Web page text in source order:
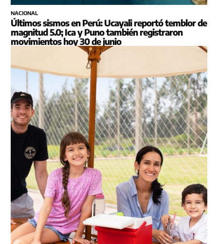
NACIONAL
Últimos sismos en Perú: Ucayali reportó temblor de
magnitud 5.0; Ica y Puno también registraron
movimientos hoy 30 de junio